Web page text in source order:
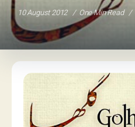
10 August 2012 One Min Read